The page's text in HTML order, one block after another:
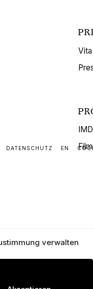
verwalten
DATENSCHUTZ EN